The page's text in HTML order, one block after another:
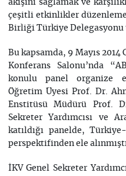
akışını sağlamak ve
çeşitli etkinlikler
Birliği Türkiye
Bu kapsamda, 9 Mayıs 2014
Konferans Salonu’nda
konulu panel organize
Öğretim Üyesi Prof. Dr.
Enstitüsü Müdürü Prof.
Sekreter Yardımcısı ve
katıldığı panelde,
perspektifinden ele
İKV Genel Sekreter